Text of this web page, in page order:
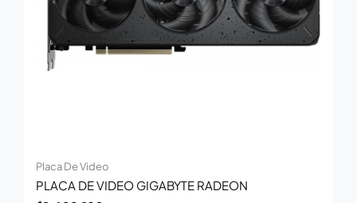
Placa De Video
PLACA DE VIDEO GIGABYTE RADEON